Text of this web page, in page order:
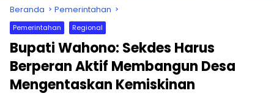
Beranda Pemerintahan
Pemerintahan Regional
Bupati Wahono: Sekdes Harus
Berperan Aktif Membangun Desa
Mengentaskan Kemiskinan